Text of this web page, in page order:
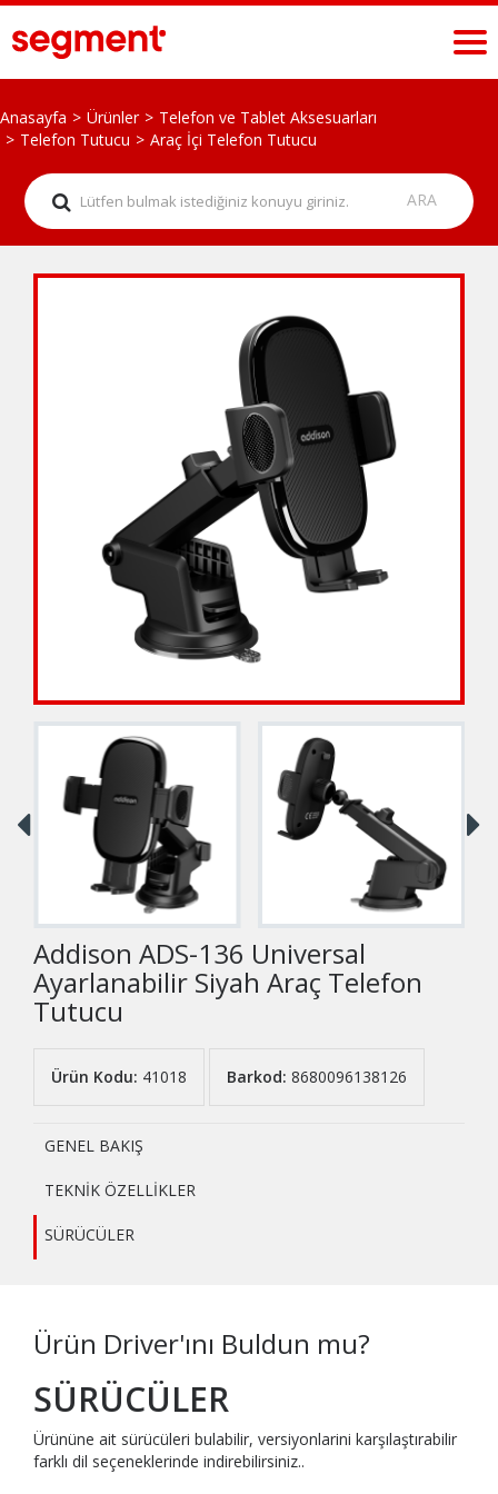
Anasayfa Ürünler
Telefon ve Tablet Aksesuarları
Telefon Tutucu
Araç İçi Telefon Tutucu
Addison ADS-136 Universal
Ayarlanabilir Siyah Araç Telefon
Tutucu
Ürün Kodu: 41018 Barkod: 8680096138126
GENEL BAKIŞ
TEKNİK ÖZELLİKLER
SÜRÜCÜLER
Ürün Driver'ını Buldun mu?
SÜRÜCÜLER
Ürününe ait sürücüleri bulabilir, versiyonlarini karşılaştırabilir
farklı dil seçeneklerinde indirebilirsiniz..